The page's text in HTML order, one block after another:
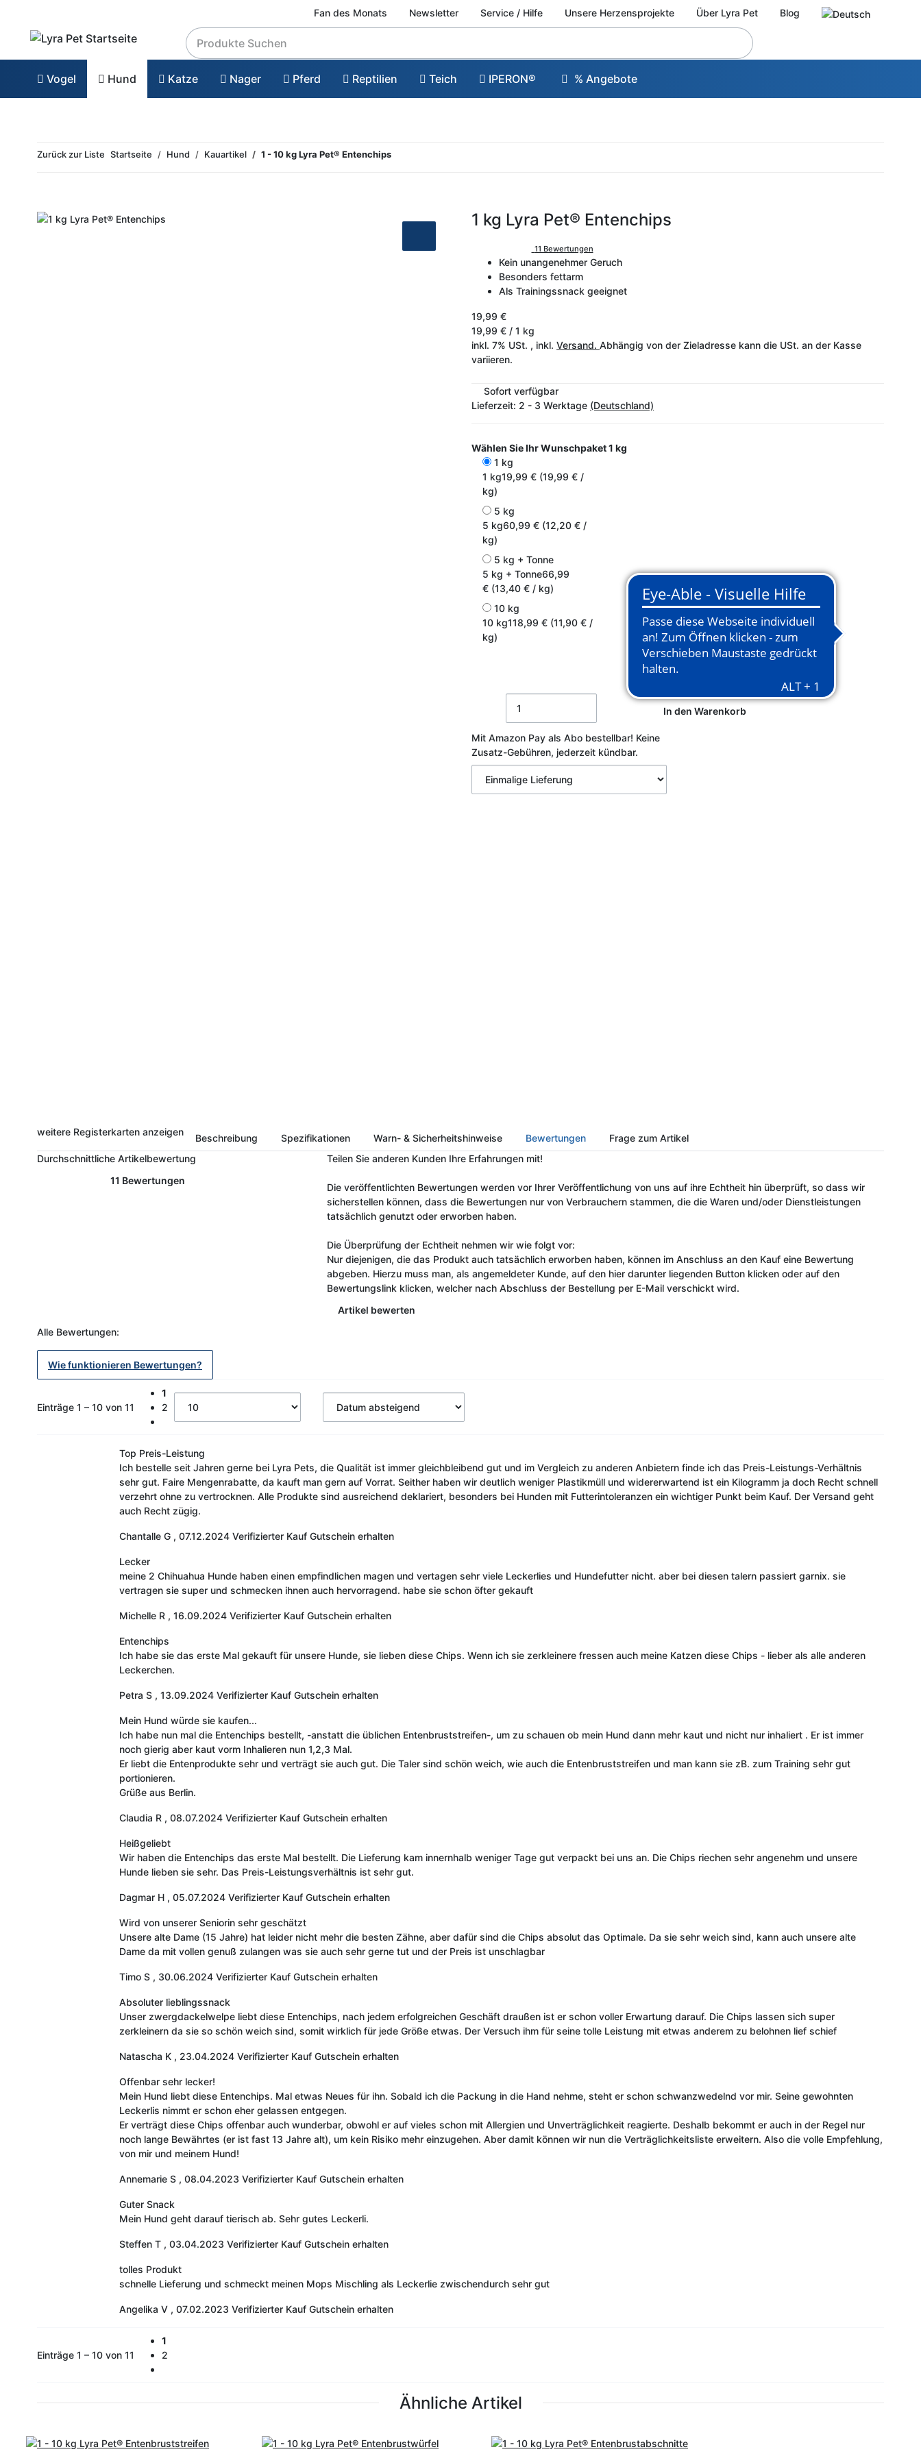
Fan des Monats Newsletter Service / Hilfe Unsere Herzensprojekte Über Lyra Pet Blog
Vogel Hund Katze Nager Pferd Reptilien Teich IPERON® % Angebote
Zurück zur Liste Startseite Hund Kauartikel 1 - 10 kg Lyra Pet® Entenchips
1 kg Lyra Pet® Entenchips
11 Bewertungen
Kein unangenehmer Geruch
Besonders fettarm
Als Trainingssnack geeignet
19,99 €
19,99 € / 1 kg
inkl. 7% USt. , inkl. Versand. Abhängig von der Zieladresse kann die USt. an der Kasse
variieren.
Sofort verfügbar
Lieferzeit: 2 - 3 Werktage (Deutschland)
Wählen Sie Ihr Wunschpaket1 kg
1 kg
1 kg19,99 € (19,99 € /
kg)
5 kg
5 kg60,99 € (12,20 € /
kg)
5 kg + Tonne
5 kg + Tonne66,99
€ (13,40 € / kg)
10 kg
10 kg118,99 € (11,90 € /
kg)
In den Warenkorb
Mit Amazon Pay als Abo bestellbar! Keine
Zusatz-Gebühren, jederzeit kündbar.
weitere Registerkarten anzeigen
Beschreibung Spezifikationen Warn- & Sicherheitshinweise Bewertungen
Frage zum Artikel
Durchschnittliche Artikelbewertung
11 Bewertungen
Teilen Sie anderen Kunden Ihre Erfahrungen mit!
Die veröffentlichten Bewertungen werden vor Ihrer Veröffentlichung von uns auf ihre Echtheit hin überprüft, so dass wir
sicherstellen können, dass die Bewertungen nur von Verbrauchern stammen, die die Waren und/oder Dienstleistungen
tatsächlich genutzt oder erworben haben.
Die Überprüfung der Echtheit nehmen wir wie folgt vor:
Nur diejenigen, die das Produkt auch tatsächlich erworben haben, können im Anschluss an den Kauf eine Bewertung
abgeben. Hierzu muss man, als angemeldeter Kunde, auf den hier darunter liegenden Button klicken oder auf den
Bewertungslink klicken, welcher nach Abschluss der Bestellung per E-Mail verschickt wird.
Artikel bewerten
Alle Bewertungen:
Wie funktionieren Bewertungen?
Einträge 1 – 10 von 11
1
2
Top Preis-Leistung
Ich bestelle seit Jahren gerne bei Lyra Pets, die Qualität ist immer gleichbleibend gut und im Vergleich zu anderen Anbietern finde ich das Preis-Leistungs-Verhältnis
sehr gut. Faire Mengenrabatte, da kauft man gern auf Vorrat. Seither haben wir deutlich weniger Plastikmüll und widererwartend ist ein Kilogramm ja doch Recht schnell
verzehrt ohne zu vertrocknen. Alle Produkte sind ausreichend deklariert, besonders bei Hunden mit Futterintoleranzen ein wichtiger Punkt beim Kauf. Der Versand geht
auch Recht zügig.
Chantalle G , 07.12.2024 Verifizierter Kauf Gutschein erhalten
Lecker
meine 2 Chihuahua Hunde haben einen empfindlichen magen und vertagen sehr viele Leckerlies und Hundefutter nicht. aber bei diesen talern passiert garnix. sie
vertragen sie super und schmecken ihnen auch hervorragend. habe sie schon öfter gekauft
Michelle R , 16.09.2024 Verifizierter Kauf Gutschein erhalten
Entenchips
Ich habe sie das erste Mal gekauft für unsere Hunde, sie lieben diese Chips. Wenn ich sie zerkleinere fressen auch meine Katzen diese Chips - lieber als alle anderen
Leckerchen.
Petra S , 13.09.2024 Verifizierter Kauf Gutschein erhalten
Mein Hund würde sie kaufen...
Ich habe nun mal die Entenchips bestellt, -anstatt die üblichen Entenbruststreifen-, um zu schauen ob mein Hund dann mehr kaut und nicht nur inhaliert . Er ist immer
noch gierig aber kaut vorm Inhalieren nun 1,2,3 Mal.
Er liebt die Entenprodukte sehr und verträgt sie auch gut. Die Taler sind schön weich, wie auch die Entenbruststreifen und man kann sie zB. zum Training sehr gut
portionieren.
Grüße aus Berlin.
Claudia R , 08.07.2024 Verifizierter Kauf Gutschein erhalten
Heißgeliebt
Wir haben die Entenchips das erste Mal bestellt. Die Lieferung kam innernhalb weniger Tage gut verpackt bei uns an. Die Chips riechen sehr angenehm und unsere
Hunde lieben sie sehr. Das Preis-Leistungsverhältnis ist sehr gut.
Dagmar H , 05.07.2024 Verifizierter Kauf Gutschein erhalten
Wird von unserer Seniorin sehr geschätzt
Unsere alte Dame (15 Jahre) hat leider nicht mehr die besten Zähne, aber dafür sind die Chips absolut das Optimale. Da sie sehr weich sind, kann auch unsere alte
Dame da mit vollen genuß zulangen was sie auch sehr gerne tut und der Preis ist unschlagbar
Timo S , 30.06.2024 Verifizierter Kauf Gutschein erhalten
Absoluter lieblingssnack
Unser zwergdackelwelpe liebt diese Entenchips, nach jedem erfolgreichen Geschäft draußen ist er schon voller Erwartung darauf. Die Chips lassen sich super
zerkleinern da sie so schön weich sind, somit wirklich für jede Größe etwas. Der Versuch ihm für seine tolle Leistung mit etwas anderem zu belohnen lief schief
Natascha K , 23.04.2024 Verifizierter Kauf Gutschein erhalten
Offenbar sehr lecker!
Mein Hund liebt diese Entenchips. Mal etwas Neues für ihn. Sobald ich die Packung in die Hand nehme, steht er schon schwanzwedelnd vor mir. Seine gewohnten
Leckerlis nimmt er schon eher gelassen entgegen.
Er verträgt diese Chips offenbar auch wunderbar, obwohl er auf vieles schon mit Allergien und Unverträglichkeit reagierte. Deshalb bekommt er auch in der Regel nur
noch lange Bewährtes (er ist fast 13 Jahre alt), um kein Risiko mehr einzugehen. Aber damit können wir nun die Verträglichkeitsliste erweitern. Also die volle Empfehlung,
von mir und meinem Hund!
Annemarie S , 08.04.2023 Verifizierter Kauf Gutschein erhalten
Guter Snack
Mein Hund geht darauf tierisch ab. Sehr gutes Leckerli.
Steffen T , 03.04.2023 Verifizierter Kauf Gutschein erhalten
tolles Produkt
schnelle Lieferung und schmeckt meinen Mops Mischling als Leckerlie zwischendurch sehr gut
Angelika V , 07.02.2023 Verifizierter Kauf Gutschein erhalten
Einträge 1 – 10 von 11
1
2
Ähnliche Artikel